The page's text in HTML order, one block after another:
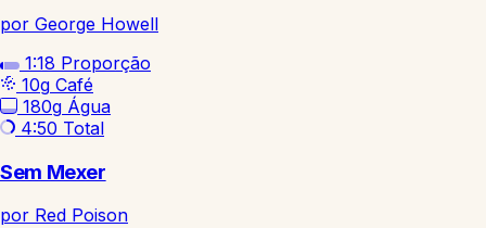
por George Howell
1:18 Proporção
10g Café
180g Água
4:50 Total
Sem Mexer
por Red Poison